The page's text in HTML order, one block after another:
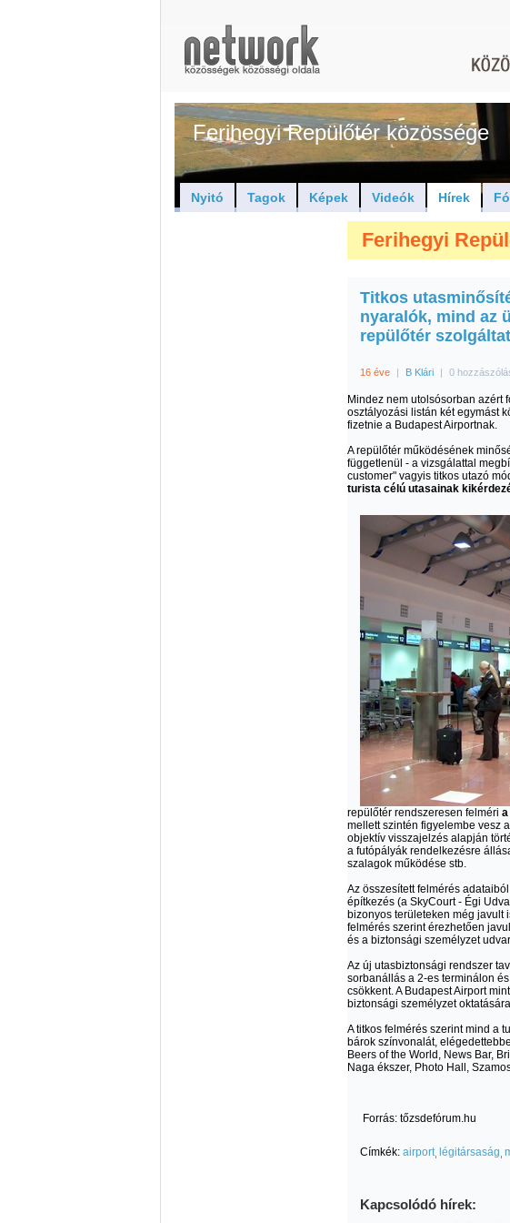
Ferihegyi Repülőtér közössége
Nyitó Tagok Képek Videók Hírek
Ferihegyi
Titkos
nyaralók, mind az
repülőtér
16 éve | B Klári | 0
Mindez nem utolsósorban azért
osztályozási listán két egymást
fizetnie a Budapest Airportnak.
A repülőtér működésének
függetlenül - a vizsgálattal
customer" vagyis titkos utazó
turista célú utasainak
repülőtér rendszeresen felméri
mellett szintén figyelembe vesz
objektív visszajelzés alapján
a futópályák rendelkezésre
szalagok működése stb.
Az összesített felmérés
építkezés (a SkyCourt - Égi
bizonyos területeken még javult
felmérés szerint érezhetően
és a biztonsági személyzet
Az új utasbiztonsági rendszer
sorbanállás a 2-es terminálon
csökkent. A Budapest Airport
biztonsági személyzet
A titkos felmérés szerint mind a
bárok színvonalát,
Beers of the World, News Bar,
Naga ékszer, Photo Hall,
Forrás: tőzsdefórum.hu
Címkék: airport légitársaság
Kapcsolódó hírek: